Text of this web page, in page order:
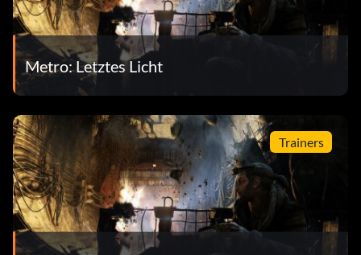
Metro: Letztes Licht
Trainers